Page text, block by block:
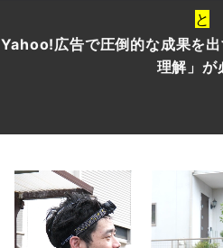
と
Yahoo!広告で圧倒的な成果を出
理解」が